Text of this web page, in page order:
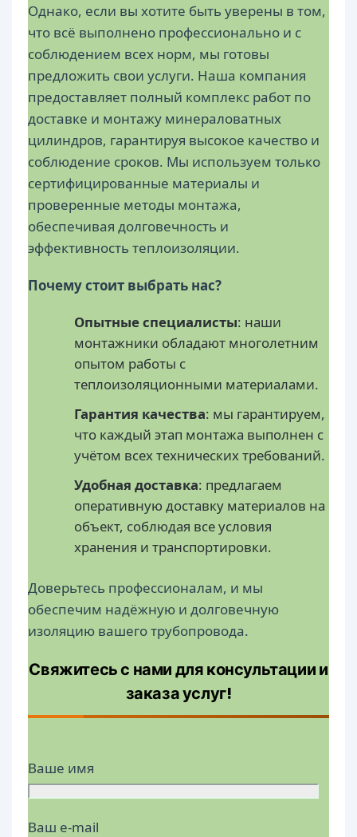
Однако, если вы хотите быть уверены в том,
что всё выполнено профессионально и с
соблюдением всех норм, мы готовы
предложить свои услуги. Наша компания
предоставляет полный комплекс работ по
доставке и монтажу минераловатных
цилиндров, гарантируя высокое качество и
соблюдение сроков. Мы используем только
сертифицированные материалы и
проверенные методы монтажа,
обеспечивая долговечность и
эффективность теплоизоляции.
Почему стоит выбрать нас?
Опытные специалисты: наши
монтажники обладают многолетним
опытом работы с
теплоизоляционными материалами.
Гарантия качества: мы гарантируем,
что каждый этап монтажа выполнен с
учётом всех технических требований.
Удобная доставка: предлагаем
оперативную доставку материалов на
объект, соблюдая все условия
хранения и транспортировки.
Доверьтесь профессионалам, и мы
обеспечим надёжную и долговечную
изоляцию вашего трубопровода.
Свяжитесь с нами для консультации и
заказа услуг!
Ваше имя
Ваш e-mail